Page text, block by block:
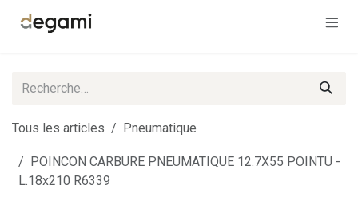
Tous les articles Pneumatique
POINCON CARBURE PNEUMATIQUE 12.7X55 POINTU -
L.18x210 R6339